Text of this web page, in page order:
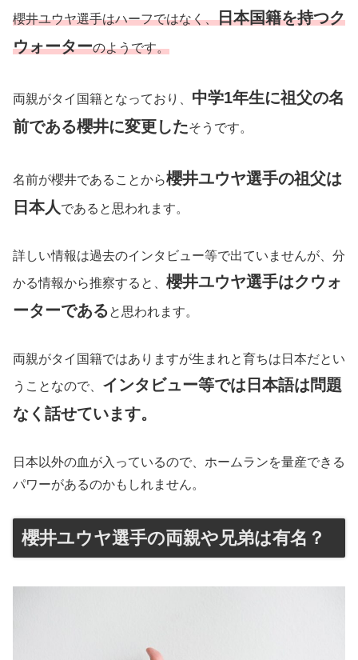
櫻井ユウヤ選手はハーフではなく、日本国籍を持つク
ウォーターのようです。
両親がタイ国籍となっており、 中学1年生に祖父の名
前である櫻井に変更したそうです。
名前が櫻井であることから櫻井ユウヤ選手の祖父は
日本人 であると思われます。
詳しい情報は過去のインタビュー等で出ていませんが、分
かる情報から推察すると、 櫻井ユウヤ選手はクウォ
ーターである と思われます。
両親がタイ国籍ではありますが生まれと育ちは日本だとい
うことなので、 インタビュー等では日本語は問題
なく話せています。
日本以外の血が入っているので、ホームランを量産できる
パワーがあるのかもしれません。
櫻井ユウヤ選手の両親や兄弟は有名？